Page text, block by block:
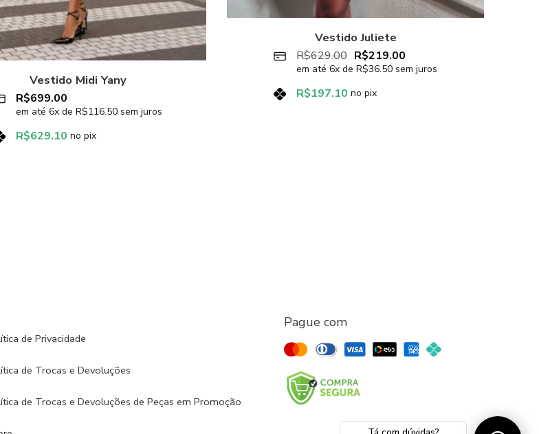
Vestido Midi Yany
R$699.00
em até 6x de R$116.50 sem juros
R$629.10 no pix
Vestido Juliete
R$629.00 R$219.00
em até 6x de R$36.50 sem juros
R$197.10 no pix
de Privacidade
de Trocas e Devoluções
de Trocas e Devoluções de Peças em Promoção
Pague com